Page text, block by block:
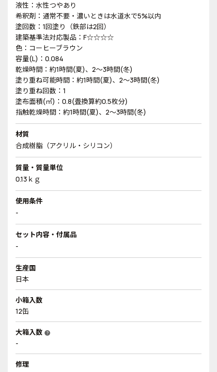
液性：水性つやあり
希釈剤：通常不要・濃いときは水道水で5%以内
塗回数：1回塗り（鉄部は2回）
建築基準法対応製品：F☆☆☆☆
色：コーヒーブラウン
容量(L)：0.084
乾燥時間：約1時間(夏)、2～3時間(冬)
塗り重ね可能時間：約1時間(夏)、2～3時間(冬)
塗り重ね回数：1
塗布面積(㎡)：0.8(畳換算約0.5枚分)
指触乾燥時間：約1時間(夏)、2～3時間(冬)
材質
合成樹脂（アクリル・シリコン）
質量・質量単位
0.13ｋｇ
使用条件
-
セット内容・付属品
-
生産国
日本
小箱入数
12缶
大箱入数 help
-
修理